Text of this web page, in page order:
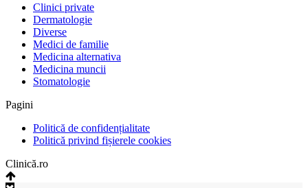
Clinici private
Dermatologie
Diverse
Medici de familie
Medicina alternativa
Medicina muncii
Stomatologie
Pagini
Politică de confidențialitate
Politică privind fișierele cookies
Clinică.ro